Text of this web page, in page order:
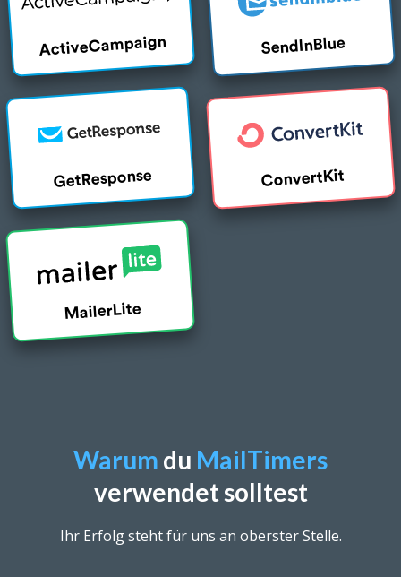
ActiveCampaign SendInBlue
GetResponse ConvertKit
MailerLite
Warum du MailTimers
verwendet solltest
Ihr Erfolg steht für uns an oberster Stelle.